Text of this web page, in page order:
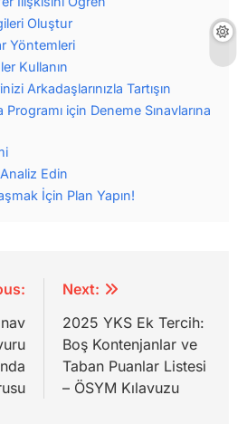
Oluştur
Yöntemleri
Kullanın
Arkadaşlarınızla Tartışın
için Deneme Sınavlarına
Analiz Edin
İçin Plan Yapın!
Next:
2025 YKS Ek Tercih:
Boş Kontenjanlar ve
Taban Puanlar Listesi
– ÖSYM Kılavuzu